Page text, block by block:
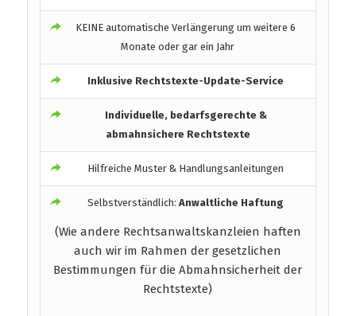
KEINE automatische Verlängerung um weitere 6
Monate oder gar ein Jahr
Inklusive Rechtstexte-Update-Service
Individuelle, bedarfsgerechte &
abmahnsichere Rechtstexte
Hilfreiche Muster & Handlungsanleitungen
Selbstverständlich:Anwaltliche Haftung
(Wie andere Rechtsanwaltskanzleien haften
auch wir im Rahmen der gesetzlichen
Bestimmungen für die Abmahnsicherheit der
Rechtstexte)